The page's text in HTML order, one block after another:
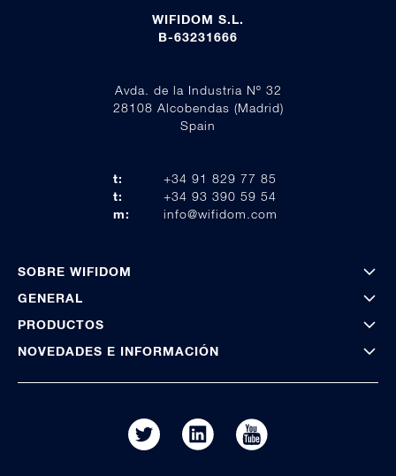
WIFIDOM S.L.
B-63231666
Avda. de la Industria Nº 32
28108 Alcobendas (Madrid)
Spain
t:
+34 91 829 77 85
t:
+34 93 390 59 54
m:
info@wifidom.com
SOBRE WIFIDOM
GENERAL
PRODUCTOS
NOVEDADES E INFORMACIÓN